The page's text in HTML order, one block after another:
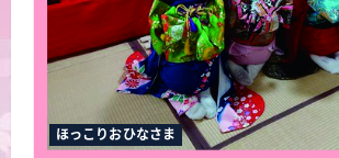
ほっこりおひなさま